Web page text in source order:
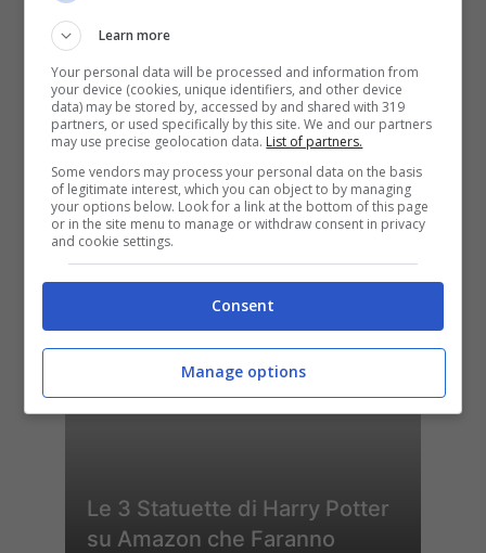
Guardaroba capsule per le
vacanze: il segreto per una
valigia leggera senza
Le 3 Statuette di Harry Potter
su Amazon che Faranno
Learn more
Your personal data will be processed and information from
your device (cookies, unique identifiers, and other device
data) may be stored by, accessed by and shared with 319
partners, or used specifically by this site. We and our partners
may use precise geolocation data. List of partners.
Some vendors may process your personal data on the basis
of legitimate interest, which you can object to by managing
your options below. Look for a link at the bottom of this page
or in the site menu to manage or withdraw consent in privacy
and cookie settings.
Consent
Manage options